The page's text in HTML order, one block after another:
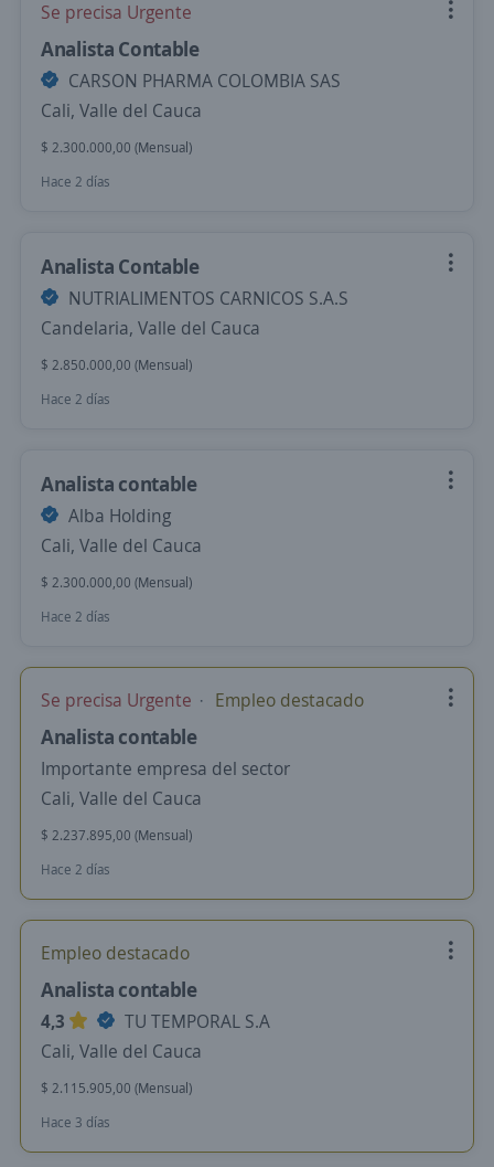
Se precisa Urgente
Analista Contable
CARSON PHARMA COLOMBIA SAS
Cali, Valle del Cauca
$ 2.300.000,00 (Mensual)
Hace 2 días
Analista Contable
NUTRIALIMENTOS CARNICOS S.A.S
Candelaria, Valle del Cauca
$ 2.850.000,00 (Mensual)
Hace 2 días
Analista contable
Alba Holding
Cali, Valle del Cauca
$ 2.300.000,00 (Mensual)
Hace 2 días
Se precisa Urgente Empleo destacado
Analista contable
Importante empresa del sector
Cali, Valle del Cauca
$ 2.237.895,00 (Mensual)
Hace 2 días
Empleo destacado
Analista contable
4,3
TU TEMPORAL S.A
Cali, Valle del Cauca
$ 2.115.905,00 (Mensual)
Hace 3 días